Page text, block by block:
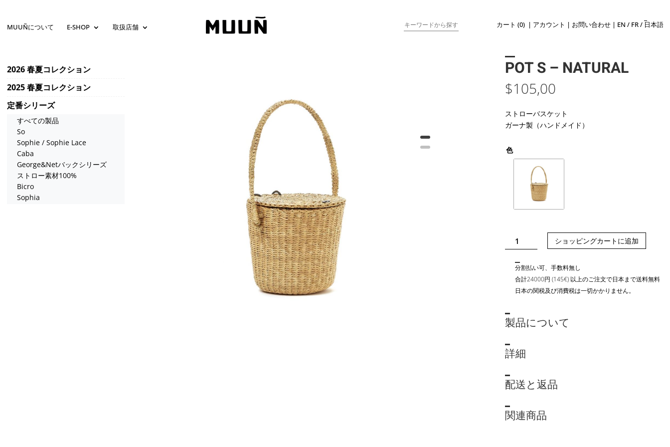
MUUÑについて E-SHOP 取扱店舗 カート (0) | アカウント | お問い合わせ | EN / FR/ 日本語
2026 春夏コレクション
2025 春夏コレクション
定番シリーズ
すべての製品
So
Sophie / Sophie Lace
Caba
George&Netバックシリーズ
ストロー素材100%
Bicro
Sophia
POT S – NATURAL
$105,00
ストローバスケット
ガーナ製（ハンドメイド）
色
POT
S
NATURAL
ショッピングカートに追加
分割払い可、手数料無し
合計24000円 (145€) 以上のご注文で日本まで送料無料
日本の関税及び消費税は一切かかりません。
製品について
詳細
配送と返品
関連商品